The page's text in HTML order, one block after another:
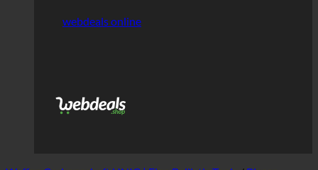
webdeals online